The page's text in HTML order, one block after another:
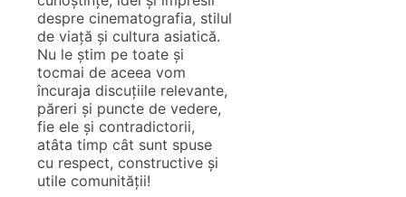
despre cinematografia, stilul
de viață și cultura asiatică.
Nu le știm pe toate și
tocmai de aceea vom
încuraja discuțiile relevante,
păreri și puncte de vedere,
fie ele și contradictorii,
atâta timp cât sunt spuse
cu respect, constructive și
utile comunității!